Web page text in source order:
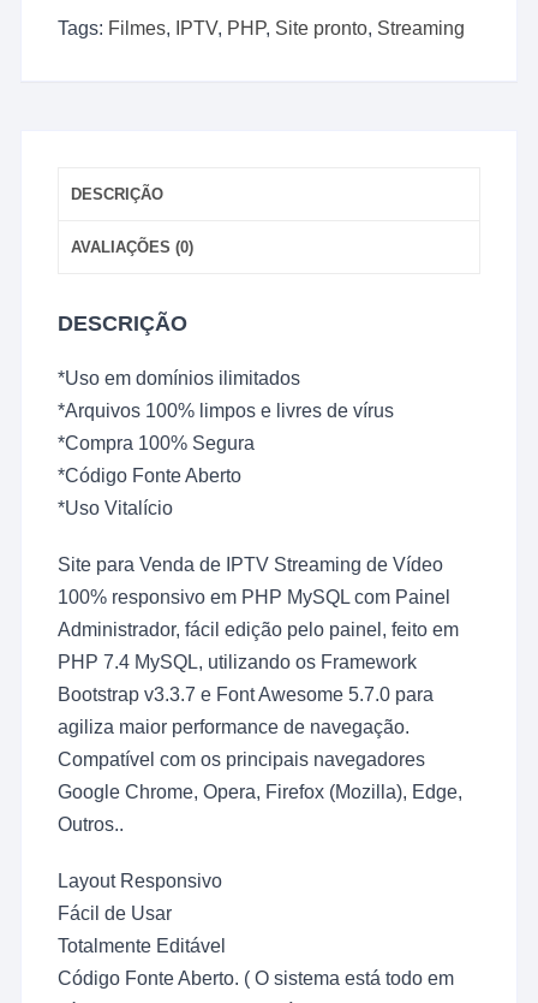
em
PHP
Tags: Filmes, IPTV, PHP, Site pronto, Streaming
DESCRIÇÃO
AVALIAÇÕES (0)
DESCRIÇÃO
*Uso em domínios ilimitados
*Arquivos 100% limpos e livres de vírus
*Compra 100% Segura
*Código Fonte Aberto
*Uso Vitalício
Site para Venda de IPTV Streaming de Vídeo
100% responsivo em PHP MySQL com Painel
Administrador, fácil edição pelo painel, feito em
PHP 7.4 MySQL, utilizando os Framework
Bootstrap v3.3.7 e Font Awesome 5.7.0 para
agiliza maior performance de navegação.
Compatível com os principais navegadores
Google Chrome, Opera, Firefox (Mozilla), Edge,
Outros..
Layout Responsivo
Fácil de Usar
Totalmente Editável
Código Fonte Aberto. ( O sistema está todo em